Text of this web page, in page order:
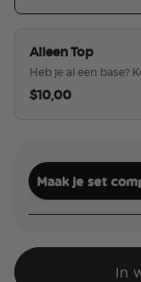
Alleen Top
Heb je al een base?
$10,00
Maak je set
In